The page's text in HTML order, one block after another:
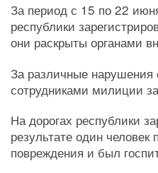
За период с 15 по 22
республики
они раскрыты органами
За различные нарушения
сотрудниками милиции
На дорогах республики
результате один
повреждения и был